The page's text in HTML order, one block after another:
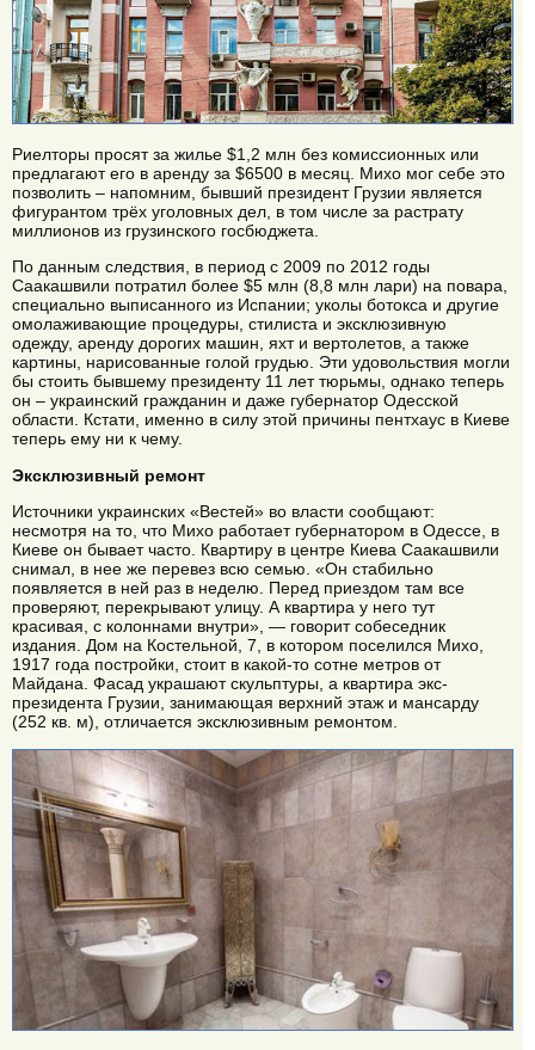
Риелторы просят за жилье $1,2 млн без комиссионных или
предлагают его в аренду за $6500 в месяц. Михо мог себе это
позволить – напомним, бывший президент Грузии является
фигурантом трёх уголовных дел, в том числе за растрату
миллионов из грузинского госбюджета.
По данным следствия, в период с 2009 по 2012 годы
Саакашвили потратил более $5 млн (8,8 млн лари) на повара,
специально выписанного из Испании; уколы ботокса и другие
омолаживающие процедуры, стилиста и эксклюзивную
одежду, аренду дорогих машин, яхт и вертолетов, а также
картины, нарисованные голой грудью. Эти удовольствия могли
бы стоить бывшему президенту 11 лет тюрьмы, однако теперь
он – украинский гражданин и даже губернатор Одесской
области. Кстати, именно в силу этой причины пентхаус в Киеве
теперь ему ни к чему.
Эксклюзивный ремонт
Источники украинских «Вестей» во власти сообщают:
несмотря на то, что Михо работает губернатором в Одессе, в
Киеве он бывает часто. Квартиру в центре Киева Саакашвили
снимал, в нее же перевез всю семью. «Он стабильно
появляется в ней раз в неделю. Перед приездом там все
проверяют, перекрывают улицу. А квартира у него тут
красивая, с колоннами внутри», — говорит собеседник
издания. Дом на Костельной, 7, в котором поселился Михо,
1917 года постройки, стоит в какой-то сотне метров от
Майдана. Фасад украшают скульптуры, а квартира экс-
президента Грузии, занимающая верхний этаж и мансарду
(252 кв. м), отличается эксклюзивным ремонтом.